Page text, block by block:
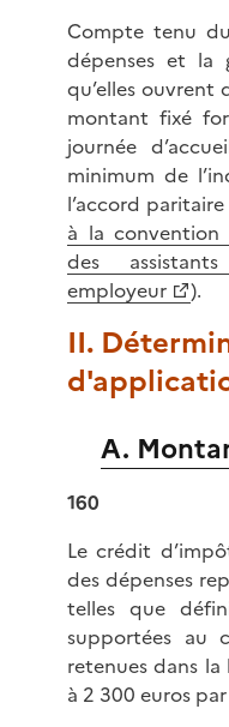
Compte tenu
dépenses et la
qu’elles
montant fixé
journée
minimum de
l’accord
à la
des
employeur
).
II.
A.
160
Le crédit
des dépenses
telles que
supportées au
retenues dans
à 2 300 euros